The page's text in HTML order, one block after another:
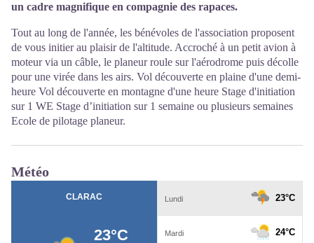
un cadre magnifique en compagnie des rapaces.
Tout au long de l'année, les bénévoles de l'association proposent
de vous initier au plaisir de l'altitude. Accroché à un petit avion à
moteur via un câble, le planeur roule sur l'aérodrome puis décolle
pour une virée dans les airs. Vol découverte en plaine d'une demi-
heure Vol découverte en montagne d'une heure Stage d'initiation
sur 1 WE Stage d’initiation sur 1 semaine ou plusieurs semaines
Ecole de pilotage planeur.
Météo